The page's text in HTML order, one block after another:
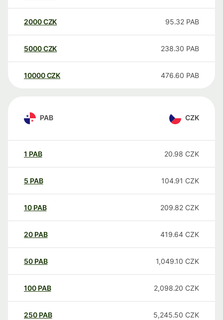
2000CZK 95.32 PAB
5000CZK 238.30 PAB
10000 CZK 476.60 PAB
PAB CZK
1 PAB 20.98 CZK
5 PAB 104.91 CZK
10 PAB 209.82 CZK
20 PAB 419.64 CZK
50 PAB 1,049.10 CZK
100 PAB 2,098.20 CZK
250 PAB 5,245.50 CZK